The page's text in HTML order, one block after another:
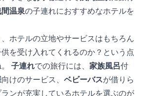
温泉の子連れにおすすめなホテルを
ホテルの立地やサービスはもちろん
を受け入れてくれるのか？という点
子連れでの旅行には、 家族風呂付
向けのサービス、 ベビーバスが借りら
ンが充実しているホテルを選ぶのが